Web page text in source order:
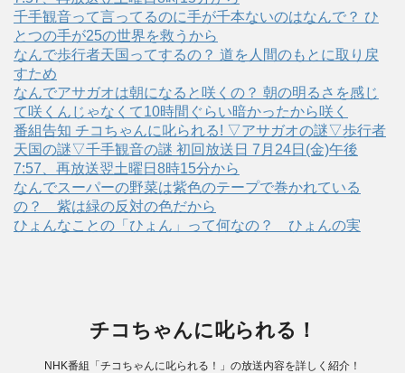
千手観音って言ってるのに手が千本ないのはなんで？ ひ
とつの手が25の世界を救うから
なんで歩行者天国ってするの？ 道を人間のもとに取り戻
すため
なんでアサガオは朝になると咲くの？ 朝の明るさを感じ
て咲くんじゃなくて10時間ぐらい暗かったから咲く
番組告知 チコちゃんに叱られる! ▽アサガオの謎▽歩行者
天国の謎▽千手観音の謎 初回放送日 7月24日(金)午後
7:57、再放送翌土曜日8時15分から
なんでスーパーの野菜は紫色のテープで巻かれている
の？ 紫は緑の反対の色だから
ひょんなことの「ひょん」って何なの？ ひょんの実
チコちゃんに叱られる！
NHK番組「チコちゃんに叱られる！」の放送内容を詳しく紹介！